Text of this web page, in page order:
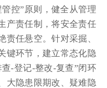
控”原则，健全从管理
产责任制，将安全责任
责任悬空。针对采掘、
键环节，建立常态化隐
-登记-整改-复查”闭环
大隐患限期改、疑难隐